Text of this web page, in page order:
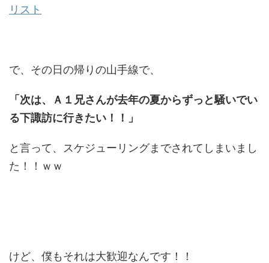
リスト
で、その日の帰りの山手線で、
「次は、Ａ１兄さんが去年の夏からずっと騒いでい
る下諏訪に行きたい！！」
と言って、スケジューリングまでされてしまいまし
た！！ｗｗ
けど、僕もそれは大歓迎なんです！！